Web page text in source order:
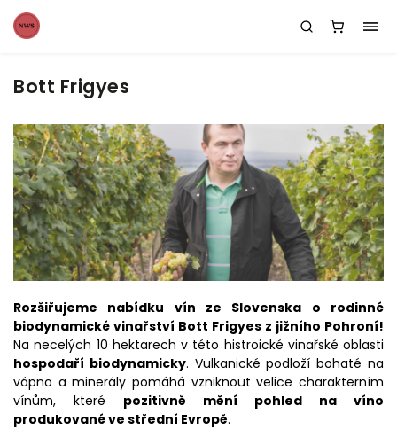
Bott Frigyes
Rozšiřujeme nabídku vín ze Slovenska o rodinné
biodynamické vinařství Bott Frigyes z jižního Pohroní!
Na necelých 10 hektarech v této histroické vinařské oblasti
hospodaří biodynamicky. Vulkanické podloží bohaté na
vápno a minerály pomáhá vzniknout velice charakterním
vínům, které pozitivně mění pohled na víno
produkované ve střední Evropě.